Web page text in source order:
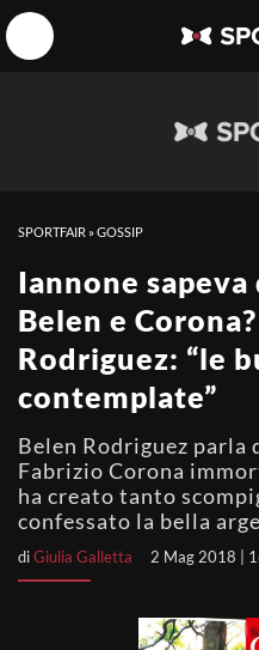
SPORTFAIR »GOSSIP
Iannone
Belen e
Rodriguez: “le
contemplate”
Belen Rodriguez
Fabrizio Corona
ha creato tanto
confessato la bella
diGiulia Galletta 2 Mag 2018 |